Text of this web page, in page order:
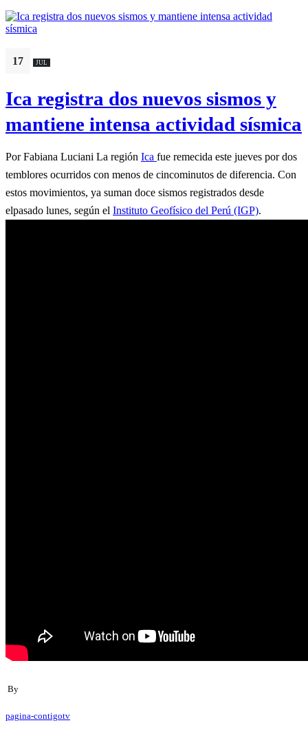
17 JUL
Ica registra dos nuevos sismos y
mantiene intensa actividad sísmica
Por Fabiana Luciani La región Ica fue remecida este jueves por dos
temblores ocurridos con menos de cincominutos de diferencia. Con
estos movimientos, ya suman doce sismos registrados desde
elpasado lunes, según el Instituto Geofísico del Perú (IGP).
By
pagina-contigotv